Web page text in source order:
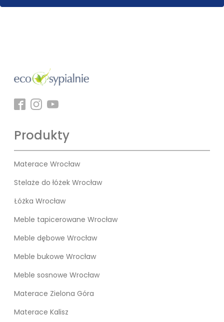
Produkty
Materace Wrocław
Stelaże do łóżek Wrocław
Łóżka Wrocław
Meble tapicerowane Wrocław
Meble dębowe Wrocław
Meble bukowe Wrocław
Meble sosnowe Wrocław
Materace Zielona Góra
Materace Kalisz